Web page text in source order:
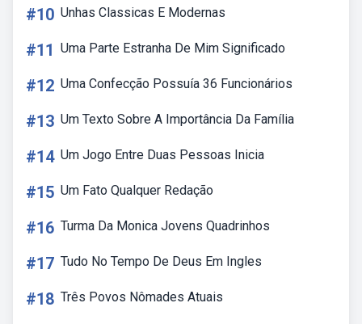
#10 Unhas Classicas E Modernas
#11 Uma Parte Estranha De Mim Significado
#12 Uma Confecção Possuía 36 Funcionários
#13 Um Texto Sobre A Importância Da Família
#14 Um Jogo Entre Duas Pessoas Inicia
#15 Um Fato Qualquer Redação
#16 Turma Da Monica Jovens Quadrinhos
#17 Tudo No Tempo De Deus Em Ingles
#18 Três Povos Nômades Atuais